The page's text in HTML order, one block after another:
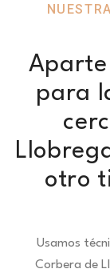
para
otro
Usamos
Corbera de